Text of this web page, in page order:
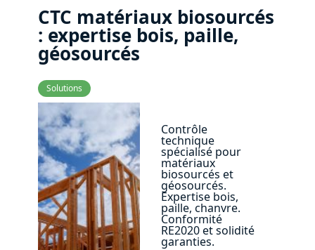
CTC matériaux biosourcés
: expertise bois, paille,
géosourcés
Solutions
Contrôle
technique
spécialisé pour
matériaux
biosourcés et
géosourcés.
Expertise bois,
paille, chanvre.
Conformité
RE2020 et solidité
garanties.